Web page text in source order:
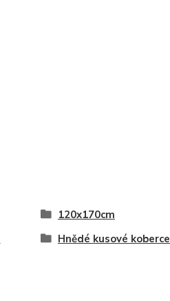
120x170cm
Hnědé kusové koberce